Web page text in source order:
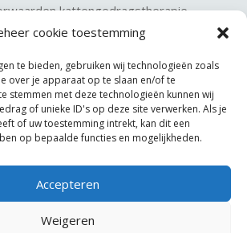
cookie toestemming
te bieden, gebruiken wij technologieën zoals
over je apparaat op te slaan en/of te
stemmen met deze technologieën kunnen wij
of unieke ID's op deze site verwerken. Als je
of uw toestemming intrekt, kan dit een
op bepaalde functies en mogelijkheden.
Accepteren
Weigeren
kattengedragstherapie